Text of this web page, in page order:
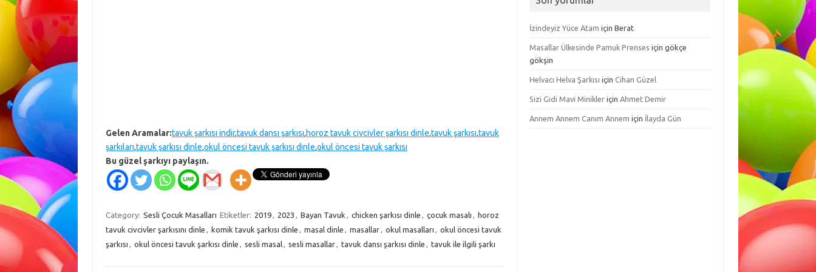
Gelen Aramalar:tavuk şarkısı indir,tavuk dansı şarkısı,horoz tavuk civcivler şarkısı dinle,tavuk şarkısı,tavuk
şarkıları,tavuk şarkısı dinle,okul öncesi tavuk şarkısı dinle,okul öncesi tavuk şarkısı
Bu güzel şarkıyı paylaşın.
Category: Sesli Çocuk Masalları Etiketler: 2019, 2023 , Bayan Tavuk , chicken şarkısı dinle , çocuk masalı , horoz
tavuk civcivler şarkısını dinle , komik tavuk şarkısı dinle , masal dinle , masallar, okul masalları , okul öncesi tavuk
şarkısı , okul öncesi tavuk şarkısı dinle , sesli masal, sesli masallar, tavuk dansı şarkısı dinle , tavuk ile ilgili şarkı
İzindeyiz Yüce Atam içinBerat
Masallar Ülkesinde Pamuk Prenses içingökçe
gökşin
Helvacı Helva Şarkısı içinCihan Güzel
Sizi Gidi Mavi Minikler içinAhmet Demir
Annem Annem Canım Annem için İlayda Gün